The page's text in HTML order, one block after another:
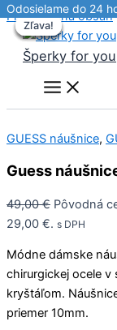
Preskočiť na obsah
Šperky for you
Zľava!
VÝPREDAJ
GUESS náušnice,
Guess
49,00€ Pôvodná
29,00 €. s DPH
Módne dámske
chirurgickej ocele
kryštáľom.
priemer 10mm.
Zľava!
VÝPREDAJ
Zľava!
Zľava!
Odosielame do 24
Zľava!
Odosielame do 24